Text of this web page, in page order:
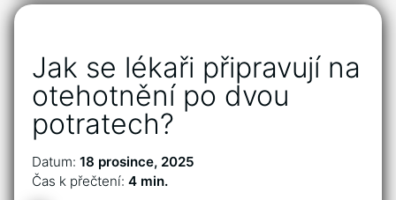
Jak se lékaři připravují na
otehotnění po dvou
potratech?
Datum: 18 prosince, 2025
Čas k přečtení: 4 min.